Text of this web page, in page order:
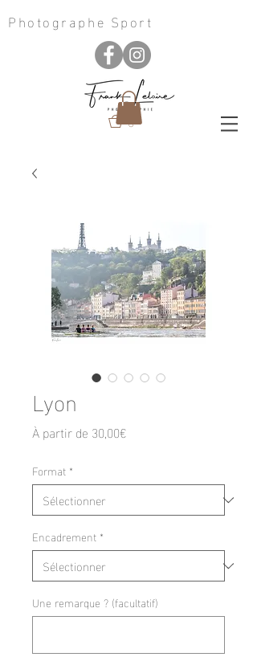
Photographe Sport
0
Lyon
À partir de 30,00€Prix
Format *
Encadrement *
Une remarque ? (facultatif)